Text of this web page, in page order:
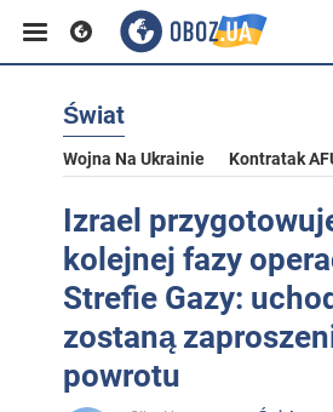
Świat
Wojna Na Ukrainie Kontratak
Izrael
kolejnej fazy
Strefie Gazy:
zostaną
powrotu